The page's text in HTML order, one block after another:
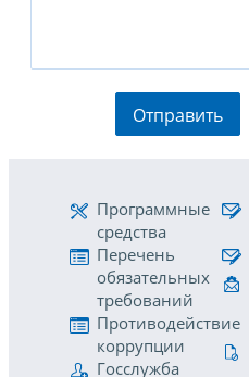
Отправить
Программные
средства
Перечень
обязательных
требований
Противодействие
коррупции
Госслужба